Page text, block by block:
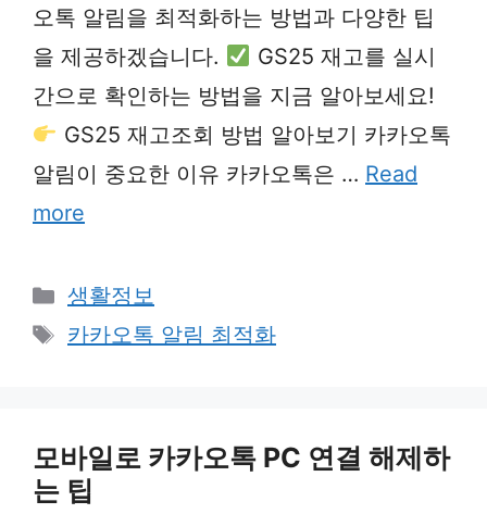
오톡 알림을 최적화하는 방법과 다양한 팁
을 제공하겠습니다.
GS25 재고를 실시
간으로 확인하는 방법을 지금 알아보세요!
GS25 재고조회 방법 알아보기 카카오톡
알림이 중요한 이유 카카오톡은 … Read
more
Categories
생활정보
Tags
카카오톡 알림 최적화
모바일로 카카오톡 PC 연결 해제하
는 팁